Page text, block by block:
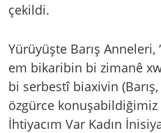
çekildi.
Yürüyüşte Barış Anneleri,
em bikaribin bi zimanê
bi serbestî biaxivin
özgürce konuşabildiğimiz
İhtiyacım Var Kadın